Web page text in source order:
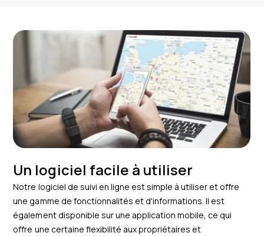
Un logiciel facile à utiliser
Notre logiciel de suivi en ligne est simple à utiliser et offre
une gamme de fonctionnalités et d'informations. Il est
également disponible sur une application mobile, ce qui
offre une certaine flexibilité aux propriétaires et